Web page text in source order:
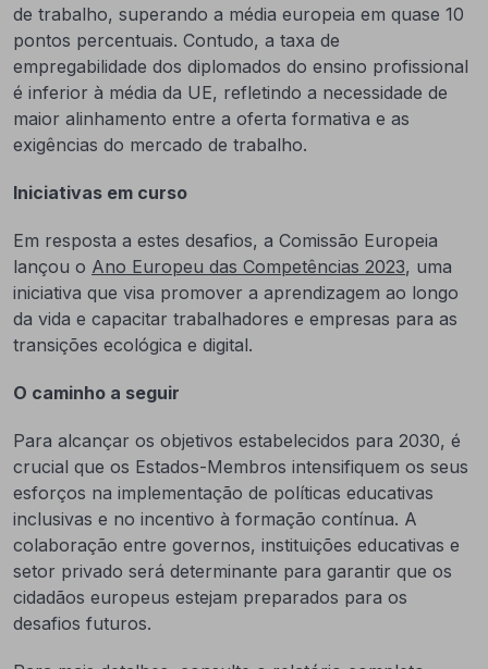
de trabalho, superando a média europeia em quase 10
pontos percentuais. Contudo, a taxa de
empregabilidade dos diplomados do ensino profissional
é inferior à média da UE, refletindo a necessidade de
maior alinhamento entre a oferta formativa e as
exigências do mercado de trabalho.
Iniciativas em curso
Em resposta a estes desafios, a Comissão Europeia
lançou o Ano Europeu das Competências 2023, uma
iniciativa que visa promover a aprendizagem ao longo
da vida e capacitar trabalhadores e empresas para as
transições ecológica e digital.
O caminho a seguir
Para alcançar os objetivos estabelecidos para 2030, é
crucial que os Estados-Membros intensifiquem os seus
esforços na implementação de políticas educativas
inclusivas e no incentivo à formação contínua. A
colaboração entre governos, instituições educativas e
setor privado será determinante para garantir que os
cidadãos europeus estejam preparados para os
desafios futuros.